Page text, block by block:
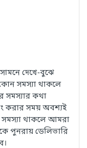
দেখে-বুঝে
সমস্যা থাকলে
সমস্যার কথা
করার সময় অবশ্যই
সমস্যা থাকলে আমরা
পুনরায় ডেলিভারি